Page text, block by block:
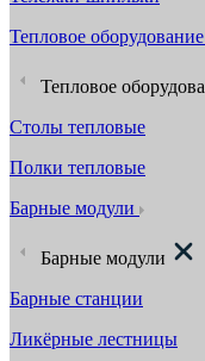
Тепловое оборудование
Тепловое
Столы тепловые
Полки тепловые
Барные модули
Барные модули
Барные станции
Ликёрные лестницы